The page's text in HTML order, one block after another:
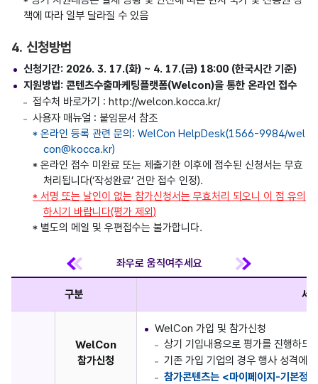
책에 따라 일부 달라질 수 있음
4. 신청방법
신청기간: 2026. 3. 17.(화) ~ 4. 17.(금) 18:00 (한국시간 기준)
지원방법: 콘텐츠수출마케팅플랫폼(Welcon)을 통한 온라인 접수
접수처 바로가기 : http://welcon.kocca.kr/
사용자 매뉴얼 : 붙임문서 참조
* 온라인 등록 관련 문의: WelCon HelpDesk(1566-9984/wel
con@kocca.kr)
* 온라인 접수 미완료 또는 제출기한 이후에 접수된 신청서는 무효
처리됩니다(‘작성완료’ 건만 접수 인정).
* 서명 또는 날인이 없는 참가신청서는 무효처리 되오니 이 점 유의
하시기 바랍니다(평가 제외)
* 별도의 메일 및 우편접수는 불가합니다.
구분 세
WelCon
참가신청
WelCon 가입 및 참가신청
상기 기입내용으로 평가를 진행하므
기존 가입 기업의 경우 행사 성격에
참가콘텐츠는 <마이페이지-기본정